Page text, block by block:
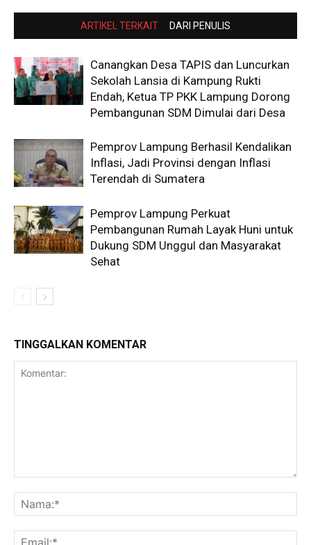
ARTIKEL TERKAIT DARI PENULIS
Canangkan Desa TAPIS dan Luncurkan
Sekolah Lansia di Kampung Rukti
Endah, Ketua TP PKK Lampung Dorong
Pembangunan SDM Dimulai dari Desa
Pemprov Lampung Berhasil Kendalikan
Inflasi, Jadi Provinsi dengan Inflasi
Terendah di Sumatera
Pemprov Lampung Perkuat
Pembangunan Rumah Layak Huni untuk
Dukung SDM Unggul dan Masyarakat
Sehat
TINGGALKAN KOMENTAR